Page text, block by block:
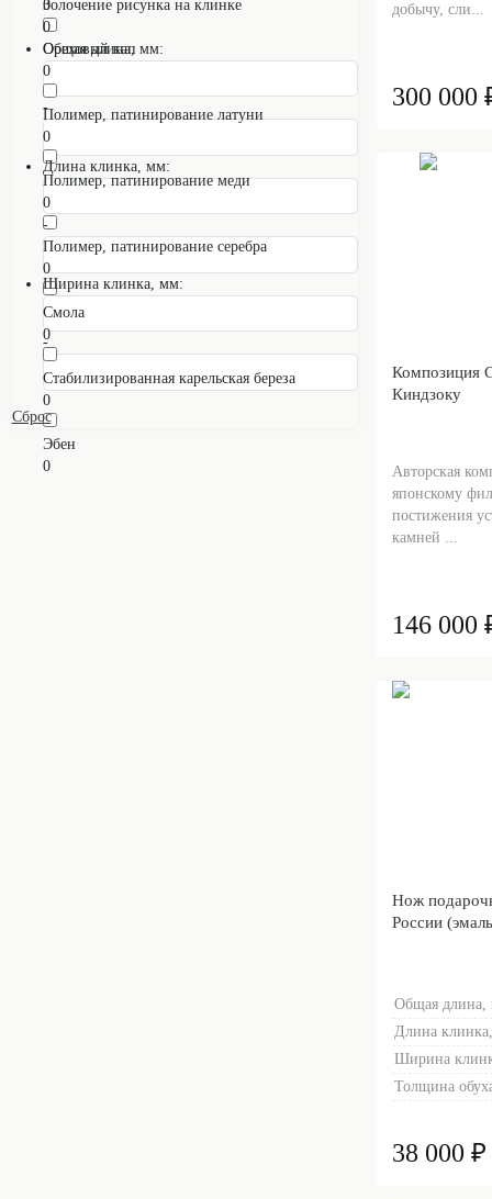
0
Ореховый кап
0
Полимер, патинирование латуни
0
Полимер, патинирование меди
0
Полимер, патинирование серебра
0
Смола
0
Стабилизированная карельская береза
0
Эбен
0
Золочение рисунка на клинке
0
Общая длина, мм:
-
Длина клинка, мм:
-
Ширина клинка, мм:
-
Сброс
добычу, сли...
300 000
Композиция
Киндзоку
Авторская
японскому
постижения
камней ...
146 000
Нож
России
Общая длина,
Длина
Ширина
Толщина
38 000 ₽